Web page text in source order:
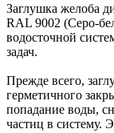
Заглушка желоба
RAL 9002 (Серо-
водосточной
задач.
Прежде всего,
герметичного
попадание воды,
частиц в систему.